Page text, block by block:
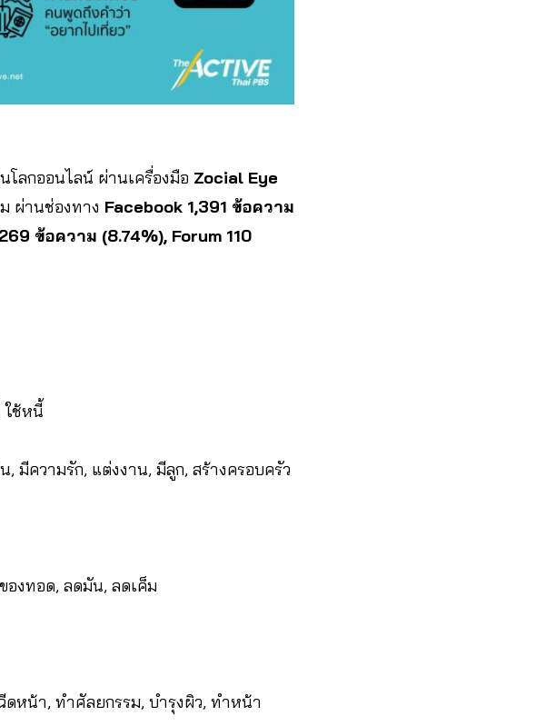
โลกออนไลน์ ผ่านเครื่องมือ Zocial Eye
ผ่านช่องทาง Facebook 1,391 ข้อความ
ข้อความ (8.74%), Forum 110
ใช้หนี้
, มีความรัก, แต่งงาน, มีลูก, สร้างครอบครัว
องทอด, ลดมัน, ลดเค็ม
หน้า, ทำศัลยกรรม, บำรุงผิว, ทำหน้า